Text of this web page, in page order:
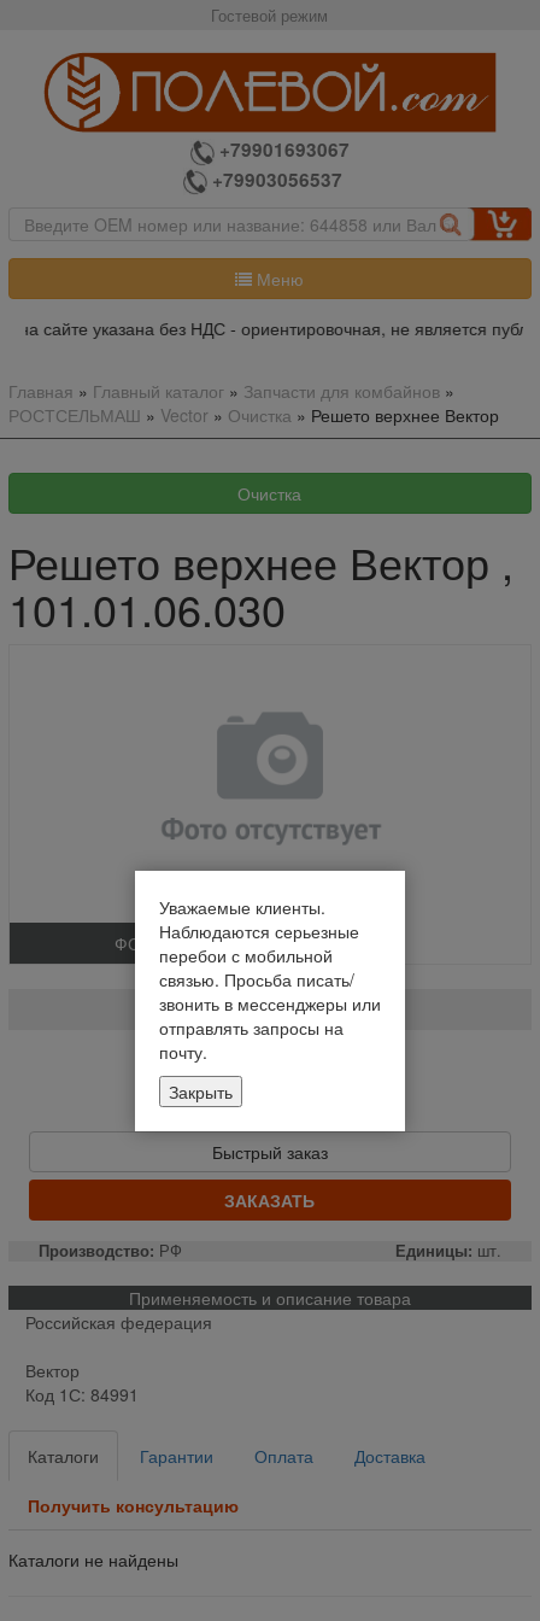
Гостевой режим
+79901693067
+79903056537
Меню
на сайте указана без НДС - ориентировочная, не является
Главная » Главный каталог» Запчасти для комбайнов»
РОСТСЕЛЬМАШ » Vector » Очистка » Решето верхнее Вектор
Решето верхнее Вектор ,
101.01.06.030
ФОТО
Решето верхнее Вектор
101.01.06.030
Нет в наличии
Уведомить о наличии
Быстрый заказ
ЗАКАЗАТЬ
Производство: РФ Единицы: шт.
Применяемость и описание товара
Российская федерация
Вектор
Код 1С: 84991
Каталоги Гарантии Оплата Доставка
Получить консультацию
Каталоги не найдены
Уважаемые клиенты.
Наблюдаются серьезные
перебои с мобильной
связью. Просьба писать/
звонить в мессенджеры или
отправлять запросы на
почту.
Закрыть